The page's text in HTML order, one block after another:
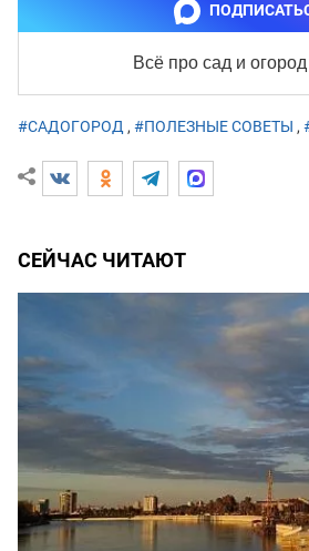
Всё про сад и огород
#САДОГОРОД , #ПОЛЕЗНЫЕ СОВЕТЫ ,
СЕЙЧАС ЧИТАЮТ